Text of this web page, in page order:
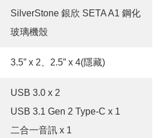
SilverStone 銀欣 SETA A1 鋼化
玻璃機殼
3.5” x 2、2.5” x 4(隱藏)
USB 3.0 x 2
USB 3.1 Gen 2 Type-C x 1
二合一音訊 x 1